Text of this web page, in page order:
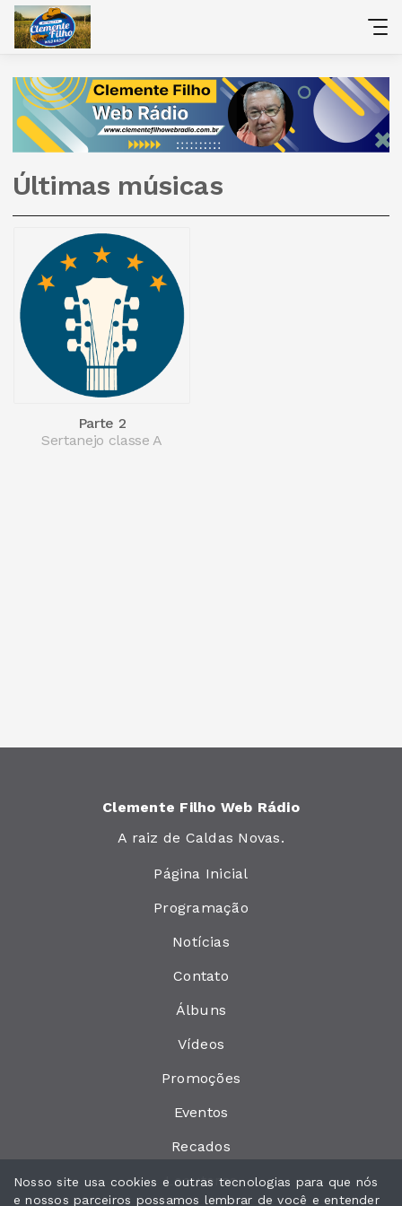
Últimas músicas
Sertanejo classe A
Parte 2
Clemente Filho Web Rádio
A raiz de Caldas Novas.
Página Inicial
Programação
Notícias
Contato
Álbuns
Vídeos
Promoções
Eventos
Recados
Locutores
Nosso site usa cookies e outras tecnologias para que nós
e nossos parceiros possamos lembrar de você e entender